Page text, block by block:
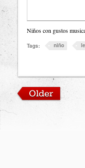
Niños con gustos
Tags: niño